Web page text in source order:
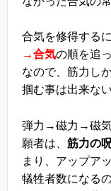
合気を修得する
→合気の順を追
なので、筋力し
掴む事は出来ない
弾力→磁力→磁気
願者は、 筋力の
まり、アップア
犠牲者数になる